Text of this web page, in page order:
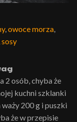
, owoce morza,
sosy
2 osób, chyba że
kuchni szklanki
200 g i puszki
że w przepisie